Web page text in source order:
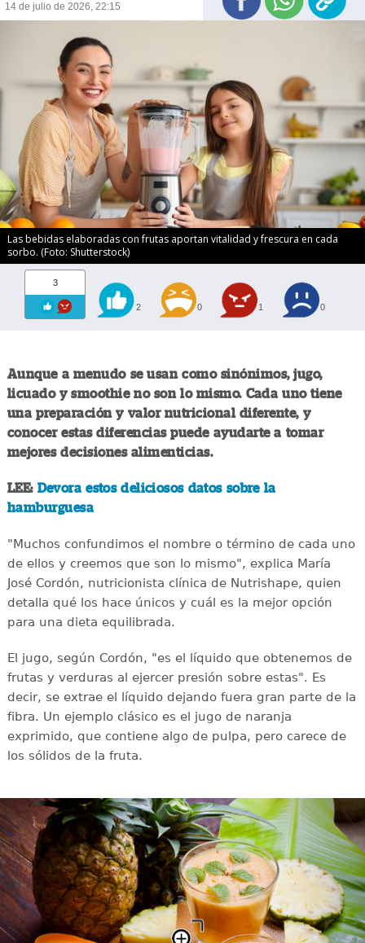
14 de julio de 2026, 22:15
Las bebidas elaboradas con frutas aportan vitalidad y frescura en cada
sorbo. (Foto: Shutterstock)
3
2 0 1 0
Aunque a menudo se usan como sinónimos, jugo,
licuado y smoothie no son lo mismo. Cada uno tiene
una preparación y valor nutricional diferente, y
conocer estas diferencias puede ayudarte a tomar
mejores decisiones alimenticias.
LEE: Devora estos deliciosos datos sobre la
hamburguesa
"Muchos confundimos el nombre o término de cada uno
de ellos y creemos que son lo mismo", explica María
José Cordón, nutricionista clínica de Nutrishape, quien
detalla qué los hace únicos y cuál es la mejor opción
para una dieta equilibrada.
El jugo, según Cordón, "es el líquido que obtenemos de
frutas y verduras al ejercer presión sobre estas". Es
decir, se extrae el líquido dejando fuera gran parte de la
fibra. Un ejemplo clásico es el jugo de naranja
exprimido, que contiene algo de pulpa, pero carece de
los sólidos de la fruta.